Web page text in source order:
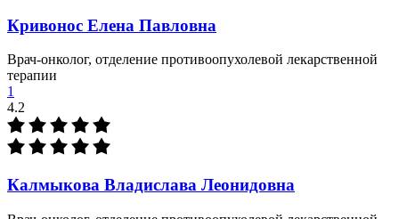
Кривонос Елена Павловна
Врач-онколог, отделение противоопухолевой лекарственной
терапии
1
4.2
Калмыкова Владислава Леонидовна